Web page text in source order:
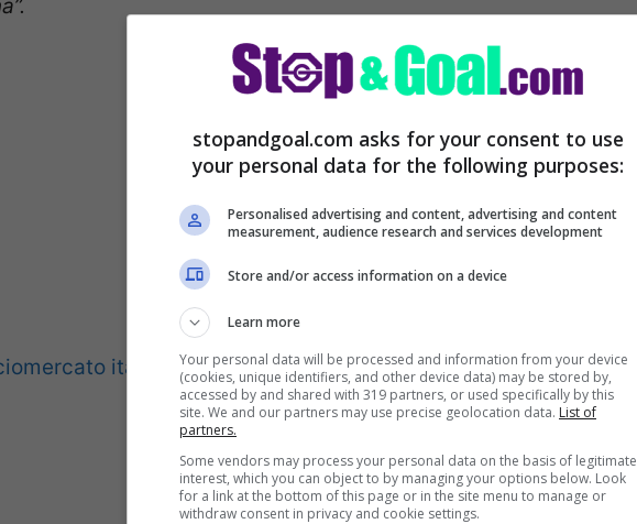
italianoe non solo:CLICCA QUI
stopandgoal.com asks for your consent to use
your personal data for the following purposes:
Personalised advertising and content, advertising and content
measurement, audience research and services development
Store and/or access information on a device
Learn more
Your personal data will be processed and information from your device
(cookies, unique identifiers, and other device data) may be stored by,
accessed by and shared with 319 partners, or used specifically by this
site. We and our partners may use precise geolocation data. List of
partners.
Some vendors may process your personal data on the basis of legitimate
interest, which you can object to by managing your options below. Look
for a link at the bottom of this page or in the site menu to manage or
withdraw consent in privacy and cookie settings.